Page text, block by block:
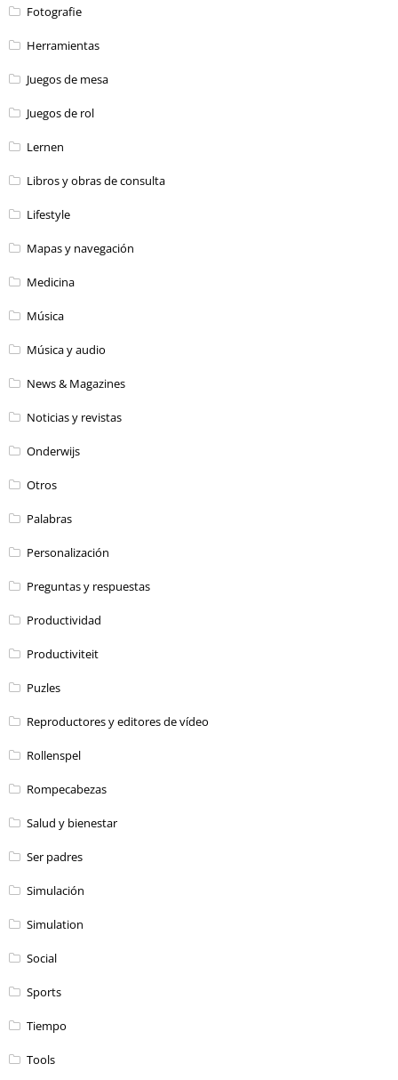
Fotografie
Herramientas
Juegos de mesa
Juegos de rol
Lernen
Libros y obras de consulta
Lifestyle
Mapas y navegación
Medicina
Música
Música y audio
News & Magazines
Noticias y revistas
Onderwijs
Otros
Palabras
Personalización
Preguntas y respuestas
Productividad
Productiviteit
Puzles
Reproductores y editores de vídeo
Rollenspel
Rompecabezas
Salud y bienestar
Ser padres
Simulación
Simulation
Social
Sports
Tiempo
Tools